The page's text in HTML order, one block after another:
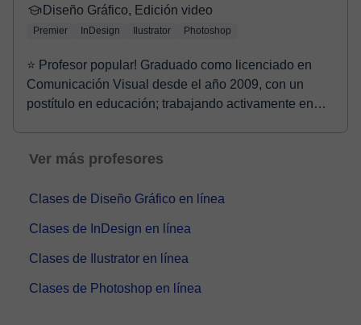
Diseño Gráfico, Edición video
Premier InDesign Ilustrator Photoshop
⭐ Profesor popular! Graduado como licenciado en
Comunicación Visual desde el año 2009, con un
postítulo en educación; trabajando activamente en
Ver más profesores
Clases de Diseño Gráfico en línea
Clases de InDesign en línea
Clases de Ilustrator en línea
Clases de Photoshop en línea